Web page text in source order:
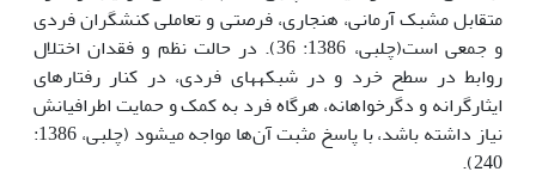
متقابل مشبک آرمانی، هنجاری، فرصتی و تعاملی کنشگران فردی
و جمعی است­(چلبی، 1386: 36). در حالت نظم و فقدان اختلال
روابط در سطح خرد و در شبکه­های فردی، در کنار رفتارهای
ایثارگرانه و دگر­خواهانه، هرگاه فرد به کمک و حمایت اطرافیانش
نیاز داشته باشد، با پاسخ مثبت آن‌ها مواجه می­شود (­چلبی، 1386:
240).